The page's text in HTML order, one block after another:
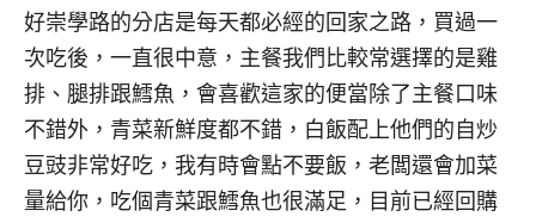
好崇學路的分店是每天都必經的回家之路，買過一
次吃後，一直很中意，主餐我們比較常選擇的是雞
排、腿排跟鱈魚，會喜歡這家的便當除了主餐口味
不錯外，青菜新鮮度都不錯，白飯配上他們的自炒
豆豉非常好吃，我有時會點不要飯，老闆還會加菜
量給你，吃個青菜跟鱈魚也很滿足，目前已經回購